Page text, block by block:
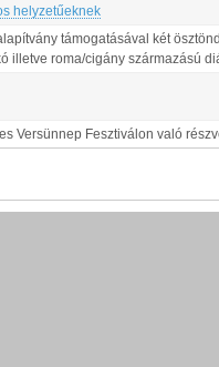
helyzetűeknek
támogatásával két
illetve roma/cigány származású
Versünnep Fesztiválon való